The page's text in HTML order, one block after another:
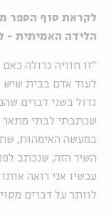
לקראת סוף הספר
הלידה האמיתית -
"זו חוויה גדולה
לעוד אדם בבית שיש
גדול בשני דברים
שכתבתי לבתי מתאר
במעשה האימהוּת,
השיר הזה, שנכתב
עכשיו אני רואה
לוותר על דברים